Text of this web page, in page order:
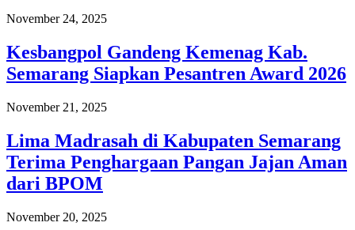
November 24, 2025
Kesbangpol Gandeng Kemenag Kab.
Semarang Siapkan Pesantren Award 2026
November 21, 2025
Lima Madrasah di Kabupaten Semarang
Terima Penghargaan Pangan Jajan Aman
dari BPOM
November 20, 2025